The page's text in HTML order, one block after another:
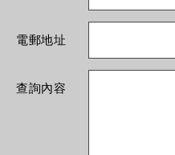
電郵地址
查詢內容